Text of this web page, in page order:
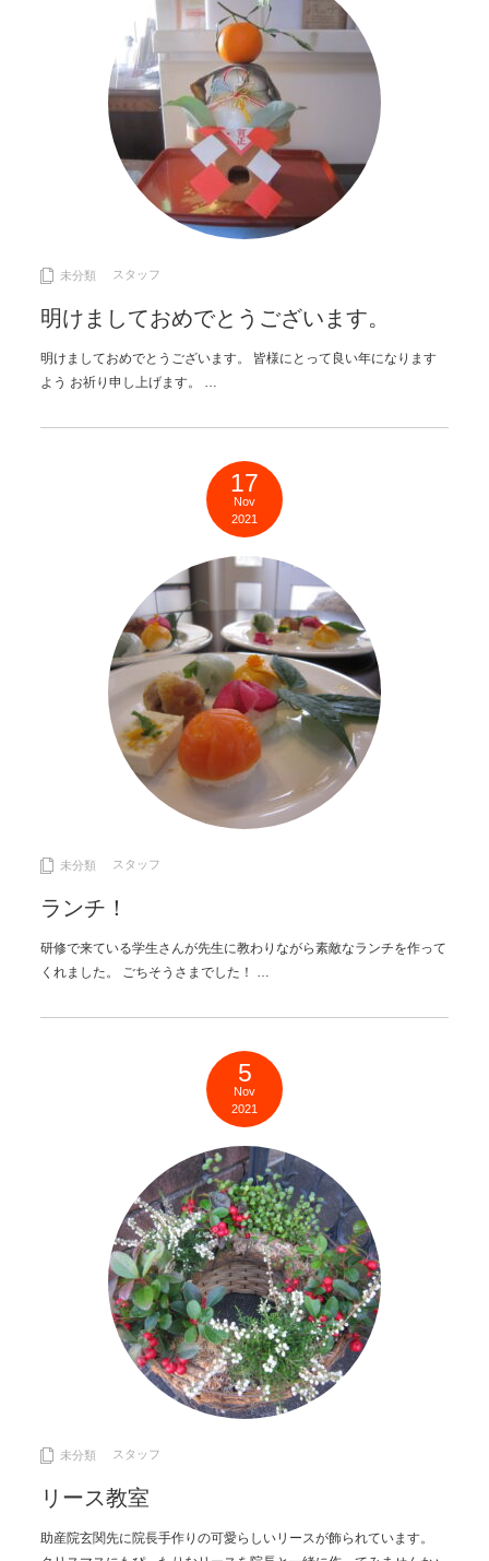
未分類 スタッフ
明けましておめでとうございます。
明けましておめでとうございます。 皆様にとって良い年になります
よう お祈り申し上げます。 …
17
Nov
2021
未分類 スタッフ
ランチ！
研修で来ている学生さんが先生に教わりながら素敵なランチを作って
くれました。 ごちそうさまでした！ …
5
Nov
2021
未分類 スタッフ
リース教室
助産院玄関先に院長手作りの可愛らしいリースが飾られています。